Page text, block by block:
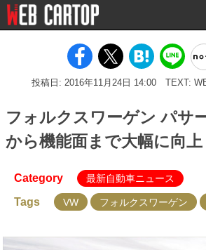
投稿日: 2016年11月24日 14:00 TEXT:
フォルクスワーゲン パサ
から機能面まで大幅に向上
Category 最新自動車ニュース
Tags VW フォルクスワーゲン